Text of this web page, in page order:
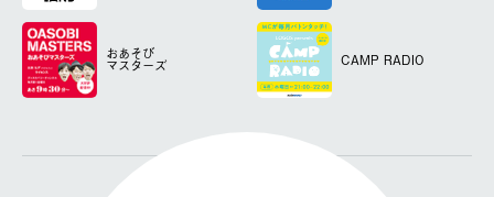
おあそび
マスターズ CAMP RADIO